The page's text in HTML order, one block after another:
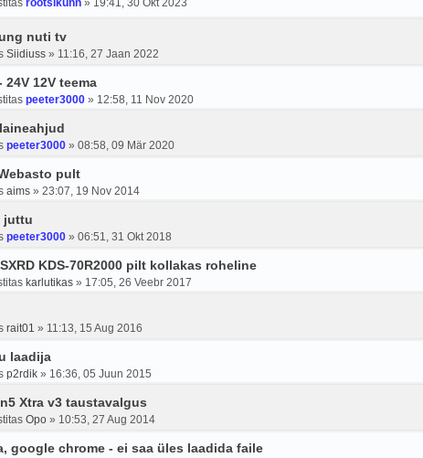
rootsikunn » 19:41, 30 Okt 2023
nuti tv
Siidiuss » 11:16, 27 Jaan 2022
24V 12V teema
peeter3000 » 12:58, 11 Nov 2020
peeter3000 » 08:58, 09 Mär 2020
pult
aims » 23:07, 19 Nov 2014
juttu
peeter3000 » 06:51, 31 Okt 2018
KDS-70R2000 pilt kollakas roheline
karlutikas » 17:05, 26 Veebr 2017
rait01 » 11:13, 15 Aug 2016
laadija
p2rdik » 16:36, 05 Juun 2015
Xtra v3 taustavalgus
Opo » 10:53, 27 Aug 2014
google chrome - ei saa üles laadida faile